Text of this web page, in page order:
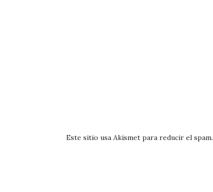
Este sitio usa Akismet para reducir el spam.